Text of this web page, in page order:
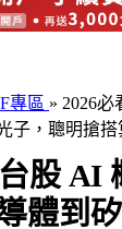
專區 » 2026必
子，聰明搶
股 AI
體到